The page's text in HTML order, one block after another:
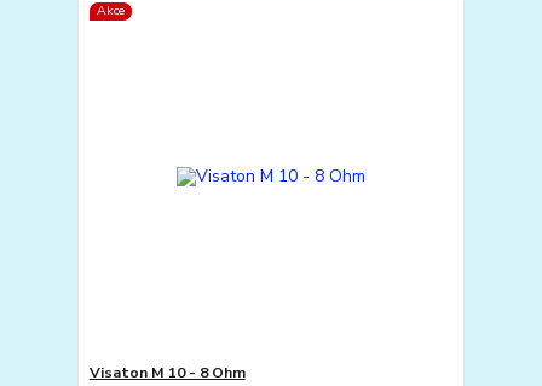
Akce
Visaton M 10 - 8 Ohm